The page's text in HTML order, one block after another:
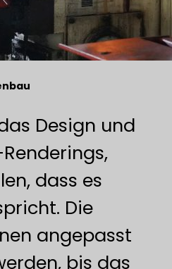
Design und
dass es
Die
angepasst
bis das